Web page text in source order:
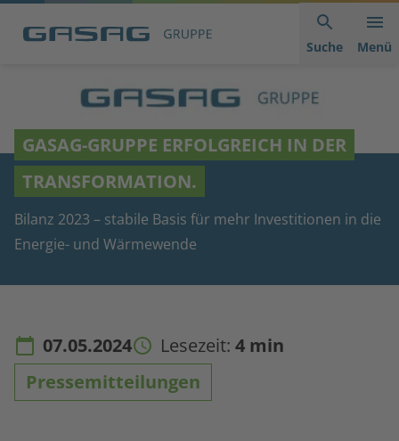
anspringen
der
anspringen
anspringen
Suche Menü
GASAG-GRUPPE ERFOLGREICH IN DER
TRANSFORMATION.
Bilanz 2023 – stabile Basis für mehr Investitionen in die
Energie- und Wärmewende
07.05.2024 Lesezeit: 4 min
Pressemitteilungen